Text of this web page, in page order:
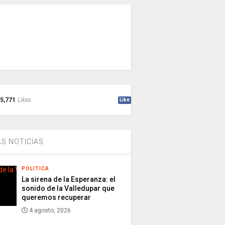
5,771 Likes Like
NOTICIAS
POLITICA
La sirena de la Esperanza: el
sonido de la Valledupar que
queremos recuperar
4 agosto, 2026